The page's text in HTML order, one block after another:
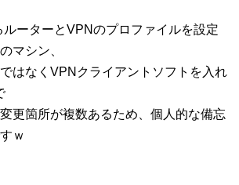
ーターとVPNのプロファイルを設定
マシン、
はなくVPNクライアントソフトを入れ
更箇所が複数あるため、個人的な備忘
ｗ